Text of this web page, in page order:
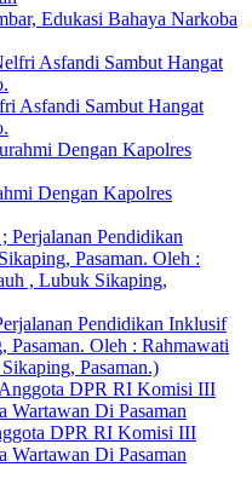
Edukasi Bahaya Narkoba
Asfandi Sambut Hangat
Dengan Kapolres
Pendidikan Inklusif
Oleh : Rahmawati
Pasaman.)
DPR RI Komisi III
Wartawan Di Pasaman